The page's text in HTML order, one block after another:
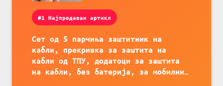
#1 Најпродаван артикл
Сет од 5 парчиња заштитник на
кабли, прекривка за заштита на
кабли од ТПУ, додатоци за заштита
на кабли, без батерија, за мобилни